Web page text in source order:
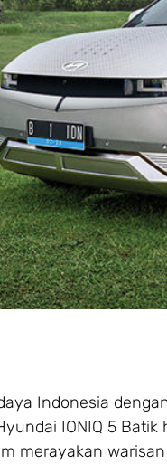
Indonesia
IONIQ 5 Batik
merayakan